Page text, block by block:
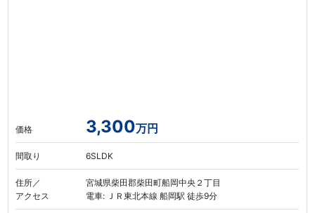
価格 3,300万円
間取り 6SLDK
住所／
アクセス
宮城県柴田郡柴田町船岡中央２丁目
電車: ＪＲ東北本線 船岡駅 徒歩9分